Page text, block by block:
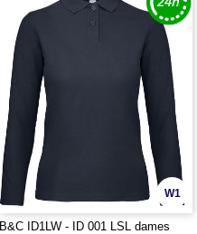
W1
B&C ID1LW - ID 001 LSL dames